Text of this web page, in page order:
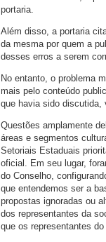
portaria.
Além disso, a portaria
da mesma por quem a
desses erros a serem
No entanto, o problema
mais pelo conteúdo
que havia sido discutida,
Questões amplamente
áreas e segmentos
Setoriais Estaduais
oficial. Em seu lugar,
do Conselho,
que entendemos ser a
propostas ignoradas ou
dos representantes da
que os representantes